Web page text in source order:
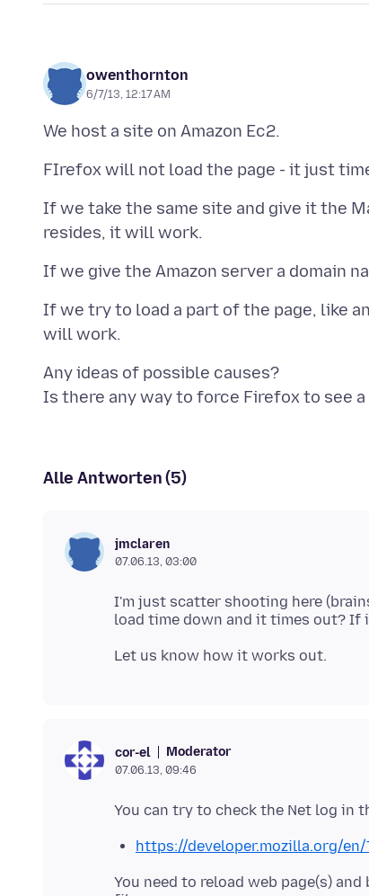
owenthornton
6/7/13, 12:17 AM
If we take the same site and give it the
If we try to load a part of the page, like
Any ideas of possible causes?
Alle Antworten (5)
jmclaren
07.06.13, 03:00
I'm just scatter shooting here
cor-el Moderator
07.06.13, 09:46
https://developer.mozilla.org/en/
You need to reload web page(s)